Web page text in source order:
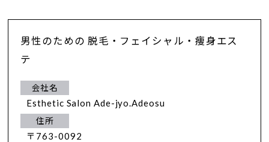
男性のための 脱毛・フェイシャル・痩身エス
テ
会社名
Esthetic Salon Ade-jyo.Adeosu
住所
〒763-0092